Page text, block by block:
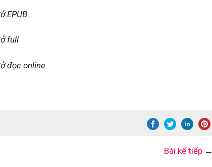
EPUB
full
đọc online
Bài kế tiếp →